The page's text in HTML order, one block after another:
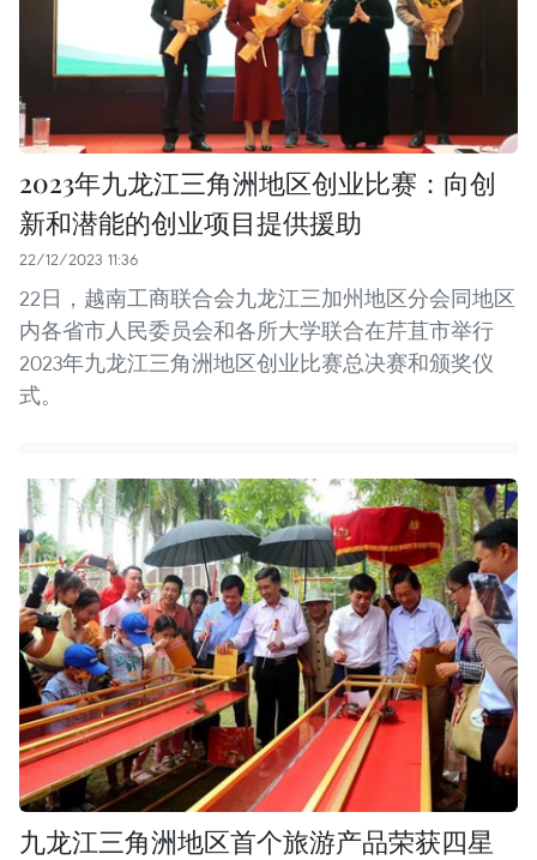
2023年九龙江三角洲地区创业比赛：向创
新和潜能的创业项目提供援助
22/12/2023 11:36
22日，越南工商联合会九龙江三加州地区分会同地区
内各省市人民委员会和各所大学联合在芹苴市举行
2023年九龙江三角洲地区创业比赛总决赛和颁奖仪
式。
九龙江三角洲地区首个旅游产品荣获四星